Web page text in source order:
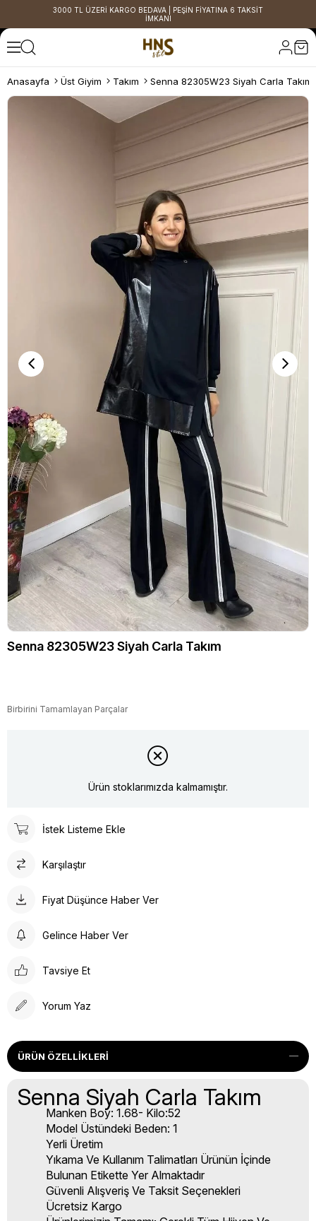
3000 TL ÜZERİ KARGO BEDAVA | PEŞİN FİYATINA 6 TAKSİT
İMKANI
Anasayfa Üst Giyim Takım Senna 82305W23 Siyah Carla Takım
Senna 82305W23 Siyah Carla Takım
Birbirini Tamamlayan Parçalar
Ürün stoklarımızda kalmamıştır.
İstek Listeme Ekle
Karşılaştır
Fiyat Düşünce Haber Ver
Gelince Haber Ver
Tavsiye Et
Yorum Yaz
ÜRÜN ÖZELLIKLERI
Senna Siyah Carla Takım
Manken Boy: 1.68- Kilo:52
Model Üstündeki Beden: 1
Yerli Üretim
Yıkama Ve Kullanım Talimatları Ürünün İçinde
Bulunan Etikette Yer Almaktadır
Güvenli Alışveriş Ve Taksit Seçenekleri
Ücretsiz Kargo